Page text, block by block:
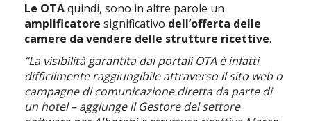
Le OTAquindi, sono in altre parole un
amplificatore significativo dell’offerta delle
camere da vendere delle strutture ricettive.
“La visibilità garantita dai portali OTA è infatti
difficilmente raggiungibile attraverso il sito web o
campagne di comunicazione diretta da parte di
un hotel – aggiunge il Gestore del settore